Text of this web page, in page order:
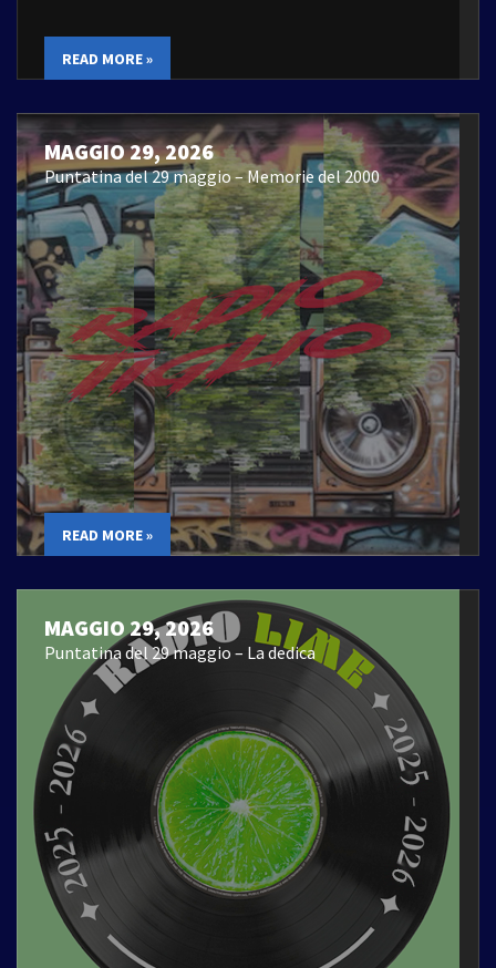
READ MORE »
MAGGIO 29, 2026
Puntatina del 29 maggio – Memorie del 2000
READ MORE »
MAGGIO 29, 2026
Puntatina del 29 maggio – La dedica